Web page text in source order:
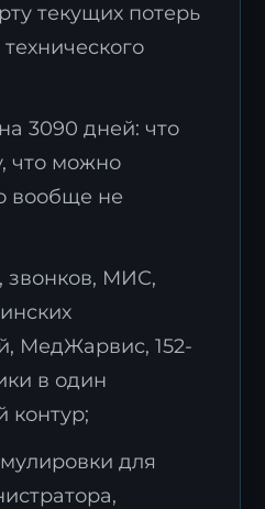
текущих потерь
3090 дней: что
что можно
вообще не
звонков, МИС,
МедЖарвис, 152-
в один
контур;
для